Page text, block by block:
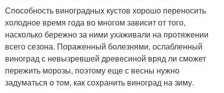
Способность виноградных кустов хорошо переносить
холодное время года во многом зависит от того,
насколько бережно за ними ухаживали на протяжении
всего сезона. Пораженный болезнями, ослабленный
виноград с невызревшей древесиной вряд ли сможет
пережить морозы, поэтому еще с весны нужно
задуматься о том, как сохранить виноград на зиму.